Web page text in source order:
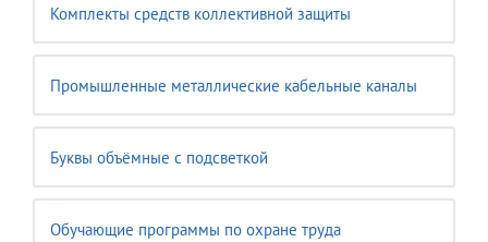
Комплекты средств коллективной защиты
Промышленные металлические кабельные каналы
Буквы объёмные с подсветкой
Обучающие программы по охране труда